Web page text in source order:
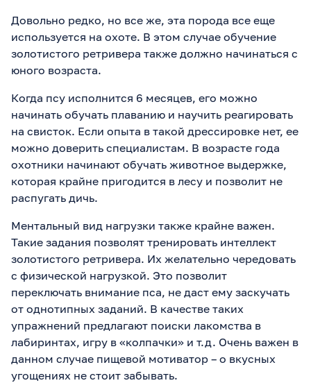
Довольно редко, но все же, эта порода все еще
используется на охоте. В этом случае обучение
золотистого ретривера также должно начинаться с
юного возраста.
Когда псу исполнится 6 месяцев, его можно
начинать обучать плаванию и научить реагировать
на свисток. Если опыта в такой дрессировке нет, ее
можно доверить специалистам. В возрасте года
охотники начинают обучать животное выдержке,
которая крайне пригодится в лесу и позволит не
распугать дичь.
Ментальный вид нагрузки также крайне важен.
Такие задания позволят тренировать интеллект
золотистого ретривера. Их желательно чередовать
с физической нагрузкой. Это позволит
переключать внимание пса, не даст ему заскучать
от однотипных заданий. В качестве таких
упражнений предлагают поиски лакомства в
лабиринтах, игру в «колпачки» и т.д. Очень важен в
данном случае пищевой мотиватор – о вкусных
угощениях не стоит забывать.